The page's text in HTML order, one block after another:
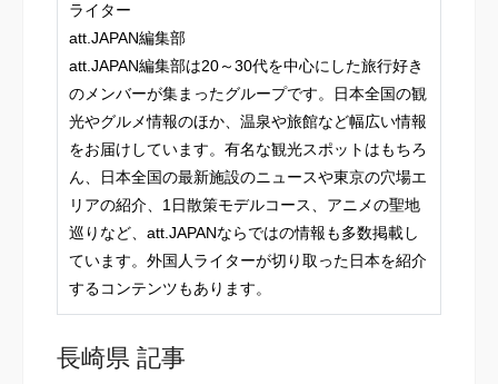
ライター
att.JAPAN編集部
att.JAPAN編集部は20～30代を中心にした旅行好き
のメンバーが集まったグループです。日本全国の観
光やグルメ情報のほか、温泉や旅館など幅広い情報
をお届けしています。有名な観光スポットはもちろ
ん、日本全国の最新施設のニュースや東京の穴場エ
リアの紹介、1日散策モデルコース、アニメの聖地
巡りなど、att.JAPANならではの情報も多数掲載し
ています。外国人ライターが切り取った日本を紹介
するコンテンツもあります。
長崎県 記事